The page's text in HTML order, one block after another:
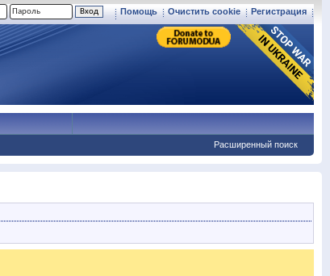
Регистрация
Очистить cookie
Помощь
Расширенный поиск